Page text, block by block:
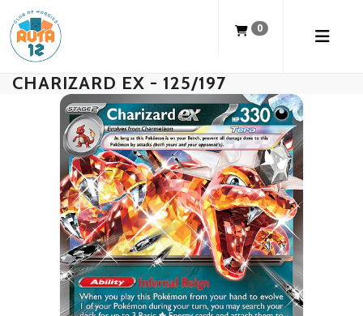
0
CHARIZARD EX - 125/197